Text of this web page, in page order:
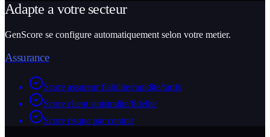
Adapte a votre secteur
GenScore se configure automatiquement selon votre metier.
Assurance
Score assureur fiabilite/rapidite/tarifs
Score client sinistralite/fidelite
Score risque par contrat